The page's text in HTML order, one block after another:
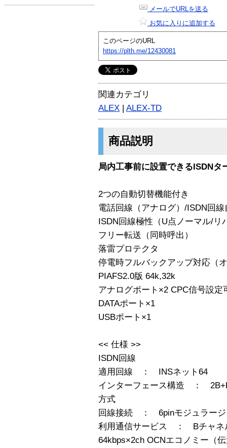
メールでURLを送る
お気に入りに追加する
このページのURL
https://plth.me/12430081
関連カテゴリ
ALEX | ALEX-TD
商品説明
局内工事前に設置できるISDNタ
2つの自動切替機能付き
電話回線（アナログ）/ISDN回線
ISDN回線極性（U点ノーマル/リ
フリー転送（同時呼出）
落雷プロテクタ
停電時フルバックアップ対応（
PIAFS2.0版 64k,32k
アナログポート×2 CPC信号設定
DATAポート×1
USBポート×1
<< 仕様 >>
ISDN回線
適用回線 ： INSネット64
インターフェース構造 ：
方式
回線接続 ： 6pinモジュラージ
利用通信サービス ： Bチャネ
64kbps×2ch OCNエコノミー（